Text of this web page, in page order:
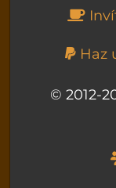
Haz
© 2012-